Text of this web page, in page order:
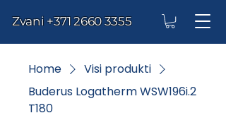
Zvani +371 2660 3355
Home
Visi produkti
Buderus Logatherm WSW196i.2
T180